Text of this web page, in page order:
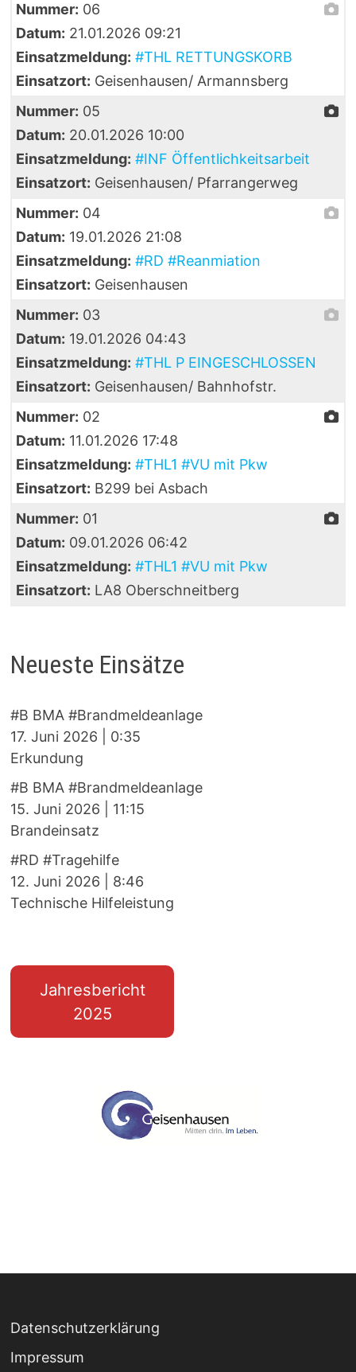
Nummer: 06
Datum: 21.01.2026 09:21
Einsatzmeldung: #THL RETTUNGSKORB
Einsatzort: Geisenhausen/ Armannsberg
Nummer: 05
Datum: 20.01.2026 10:00
Einsatzmeldung: #INF Öffentlichkeitsarbeit
Einsatzort: Geisenhausen/ Pfarrangerweg
Nummer: 04
Datum: 19.01.2026 21:08
Einsatzmeldung: #RD #Reanmiation
Einsatzort: Geisenhausen
Nummer: 03
Datum: 19.01.2026 04:43
Einsatzmeldung: #THL P EINGESCHLOSSEN
Einsatzort: Geisenhausen/ Bahnhofstr.
Nummer: 02
Datum: 11.01.2026 17:48
Einsatzmeldung: #THL1 #VU mit Pkw
Einsatzort: B299 bei Asbach
Nummer: 01
Datum: 09.01.2026 06:42
Einsatzmeldung: #THL1 #VU mit Pkw
Einsatzort: LA8 Oberschneitberg
Neueste Einsätze
#B BMA #Brandmeldeanlage
17. Juni 2026
0:35
Erkundung
#B BMA #Brandmeldeanlage
15. Juni 2026
11:15
Brandeinsatz
#RD #Tragehilfe
12. Juni 2026
8:46
Technische Hilfeleistung
Jahresbericht
2025
Datenschutzerklärung
Impressum